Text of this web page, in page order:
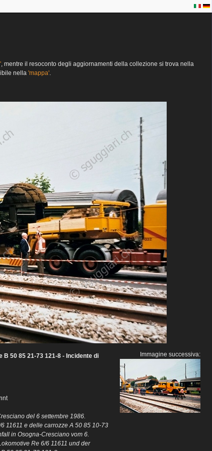
, mentre il resoconto degli aggiornamenti della collezione si trova nella
nella 'mappa'.
B 50 85 21-73 121-8 - Incidente di
del 6 settembre 1986.
11611 e delle carrozze A 50 85 10-73
in Osogna-Cresciano vom 6.
Re 6/6 11611 und der
Immagine successiva: